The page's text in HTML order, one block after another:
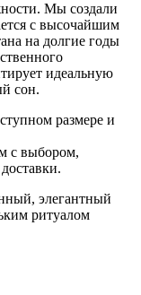
Мы создали
с высочайшим
на долгие годы
идеальную
сон.
размере и
с выбором,
элегантный
ритуалом